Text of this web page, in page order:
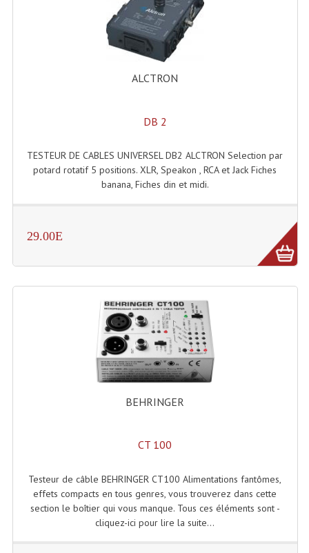
Packs Sono
Enceintes Amplifiées Actives
Enceintes, Système Amplifiés
Caissons De Basses
Enceintes Hifi
Enceintes Monitoring
Filtres Actifs, Correcteurs
Filtres Passifs
Haut-Parleurs Amplis Guitare
Moteurs Pavillons Pour Enceinte
Tweeters Pour Enceintes
ALCTRON
DB 2
TESTEUR DE CABLES UNIVERSEL DB2 ALCTRON Selection par
potard rotatif 5 positions. XLR, Speakon , RCA et Jack Fiches
banana, Fiches din et midi.
29.00E
BEHRINGER
CT 100
Testeur de câble BEHRINGER CT100 Alimentations fantômes,
effets compacts en tous genres, vous trouverez dans cette
section le boîtier qui vous manque. Tous ces éléments sont -
cliquez-ici pour lire la suite...